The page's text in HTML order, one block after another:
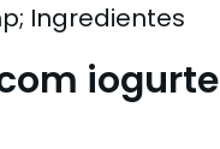
Ingredientes
iogurte